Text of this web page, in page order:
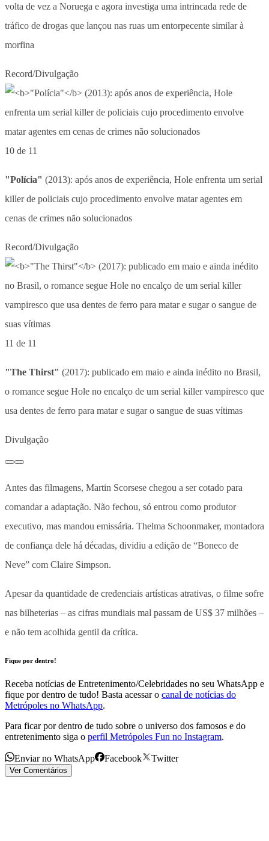
volta de vez a Noruega e agora investiga uma intrincada rede de
tráfico de drogas que lançou nas ruas um entorpecente similar à
morfina
Record/Divulgação
10 de 11
"Polícia" (2013): após anos de experiência, Hole enfrenta um serial
killer de policiais cujo procedimento envolve matar agentes em
cenas de crimes não solucionados
Record/Divulgação
11 de 11
"The Thirst" (2017): publicado em maio e ainda inédito no Brasil,
o romance segue Hole no encalço de um serial killer vampiresco que
usa dentes de ferro para matar e sugar o sangue de suas vítimas
Divulgação
Antes das filmagens, Martin Scorsese chegou a ser cotado para
comandar a adaptação. Não fechou, só entrou como produtor
executivo, mas mandou emissária. Thelma Schoonmaker, montadora
de confiança dele há décadas, dividiu a edição de “Boneco de
Neve” com Claire Simpson.
Apesar da quantidade de credenciais artísticas atrativas, o filme sofre
nas bilheterias – as cifras mundiais mal passam de US$ 37 milhões –
e não tem acolhida gentil da crítica.
Fique por dentro!
Receba notícias de Entretenimento/Celebridades no seu WhatsApp e
fique por dentro de tudo! Basta acessar o canal de notícias do
Metrópoles no WhatsApp.
Para ficar por dentro de tudo sobre o universo dos famosos e do
entretenimento siga o perfil Metrópoles Fun no Instagram.
Enviar no WhatsApp Facebook Twitter
Ver Comentários